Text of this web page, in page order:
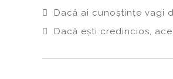
 Dacă ai cunoștințe vagi
 Dacă ești credincios,